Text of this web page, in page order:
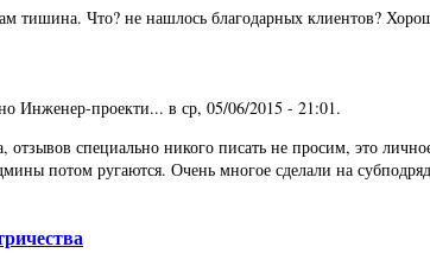
тишина. Что? не нашлось благодарных клиентов?
Инженер-проекти... в ср, 05/06/2015 - 21:01.
отзывов специально никого писать не просим, это
потом ругаются. Очень многое сделали на